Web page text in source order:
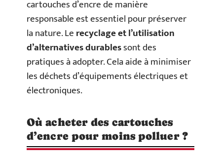
cartouches d’encre de manière
responsable est essentiel pour préserver
la nature. Lerecyclage et l’utilisation
d’alternatives durablessont des
pratiques à adopter. Cela aide à minimiser
les déchets d’équipements électriques et
électroniques.
Où acheter des cartouches
d’encre pour moins polluer ?